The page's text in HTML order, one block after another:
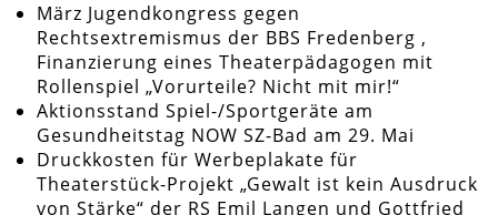
März Jugendkongress gegen
Rechtsextremismus der BBS Fredenberg ,
Finanzierung eines Theaterpädagogen mit
Rollenspiel „Vorurteile? Nicht mit mir!“
Aktionsstand Spiel-/Sportgeräte am
Gesundheitstag NOW SZ-Bad am 29. Mai
Druckkosten für Werbeplakate für
Theaterstück-Projekt „Gewalt ist kein Ausdruck
von Stärke“ der RS Emil Langen und Gottfried